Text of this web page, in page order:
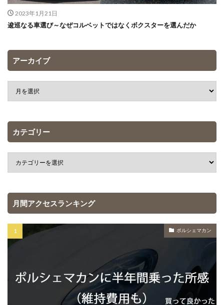
2023年1月21日
逡巡なる車選び～なぜコルベットではなくボクスターを選んだか
アーカイブ
カテゴリー
月間アクセスランキング
ポルシェマカン